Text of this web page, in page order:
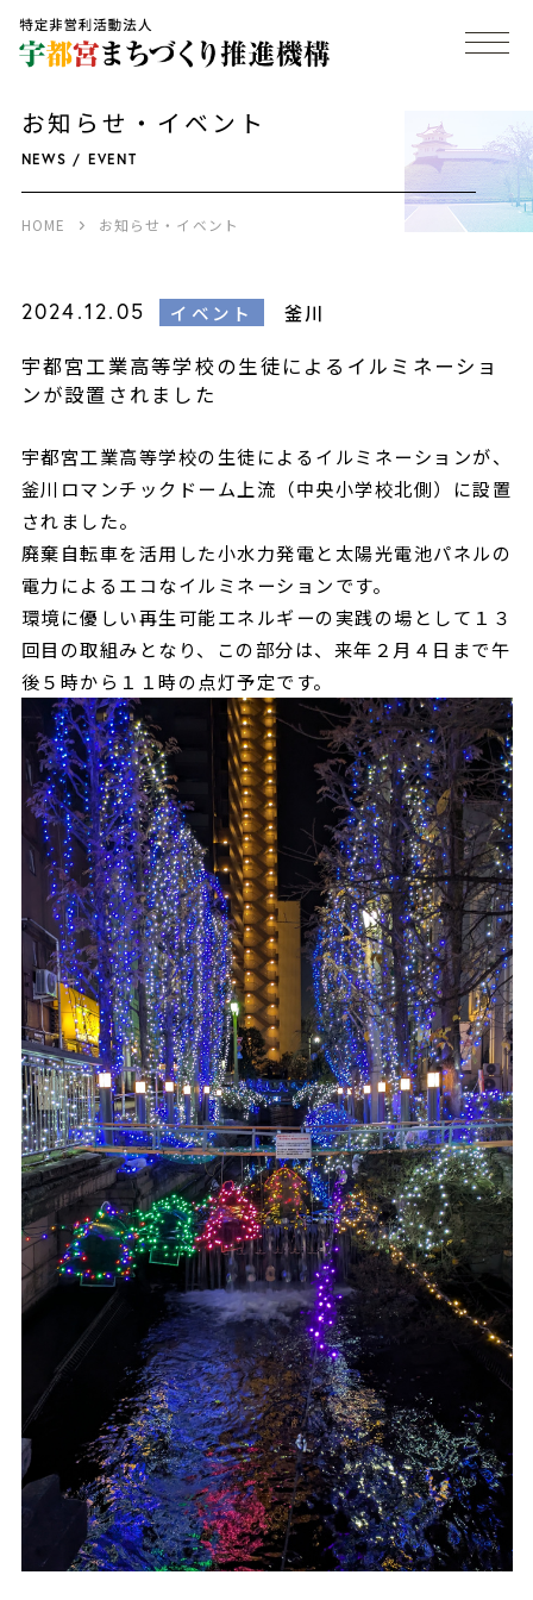
お知らせ・イベント
NEWS / EVENT
HOME お知らせ・イベント
2024.12.05 イベント 釜川
宇都宮工業高等学校の生徒によるイルミネーショ
ンが設置されました
宇都宮工業高等学校の生徒によるイルミネーションが、
釜川ロマンチックドーム上流（中央小学校北側）に設置
されました。
廃棄自転車を活用した小水力発電と太陽光電池パネルの
電力によるエコなイルミネーションです。
環境に優しい再生可能エネルギーの実践の場として１３
回目の取組みとなり、この部分は、来年２月４日まで午
後５時から１１時の点灯予定です。